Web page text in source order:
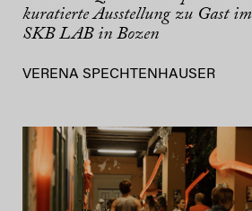
kuratierte Ausstellung zu Gast im
SKB LAB in Bozen
VERENA SPECHTENHAUSER